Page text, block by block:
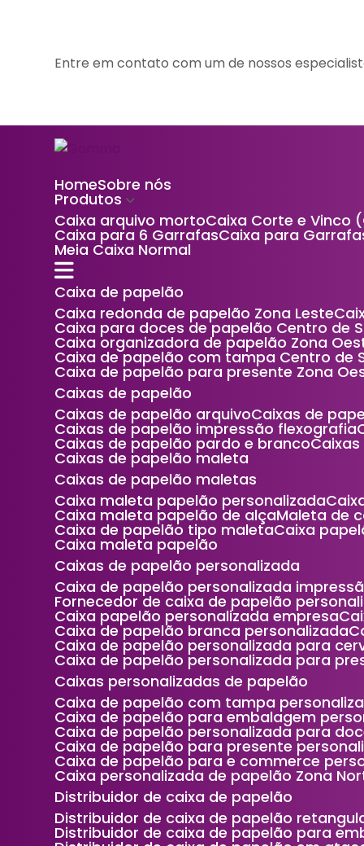
Entre em contato com um de nossos
Home Sobre nós
Produtos
Caixa arquivo morto
Caixa Corte e Vinco
Caixa para 6 Garrafas Caixa para
Meia Caixa Normal
Caixa de papelão
Caixa redonda de papelão Zona Leste
Caixa para doces de papelão Centro de
Caixa organizadora de papelão Zona
Caixa de papelão com tampa Centro de
Caixa de papelão para presente Zona
Caixas de papelão
Caixas de papelão arquivo
Caixas de
Caixas de papelão impressão flexografia
Caixas de papelão pardo e branco
Caixas de papelão maleta
Caixas de papelão maletas
Caixa maleta papelão personalizada
Caixa maleta papelão de alça Maleta de
Caixa de papelão tipo maleta Caixa
Caixa maleta papelão
Caixas de papelão personalizada
Caixa de papelão personalizada
Fornecedor de caixa de papelão
Caixa papelão personalizada empresa
Caixa de papelão branca personalizada
Caixa de papelão personalizada para
Caixa de papelão personalizada para
Caixas personalizadas de papelão
Caixa de papelão com tampa
Caixa de papelão para embalagem
Caixa de papelão personalizada para
Caixa de papelão para presente
Caixa de papelão para e commerce
Caixa personalizada de papelão Zona
Distribuidor de caixa de papelão
Distribuidor de caixa de papelão
Distribuidor de caixa de papelão para